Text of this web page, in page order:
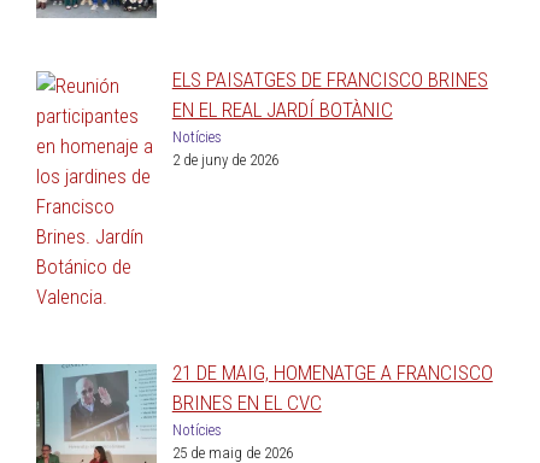
ELS PAISATGES DE FRANCISCO BRINES
EN EL REAL JARDÍ BOTÀNIC
Notícies
2 de juny de 2026
21 DE MAIG, HOMENATGE A FRANCISCO
BRINES EN EL CVC
Notícies
25 de maig de 2026